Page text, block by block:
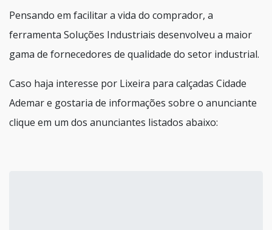
Pensando em facilitar a vida do comprador, a
ferramenta Soluções Industriais desenvolveu a maior
gama de fornecedores de qualidade do setor industrial.
Caso haja interesse por Lixeira para calçadas Cidade
Ademar e gostaria de informações sobre o anunciante
clique em um dos anunciantes listados abaixo: